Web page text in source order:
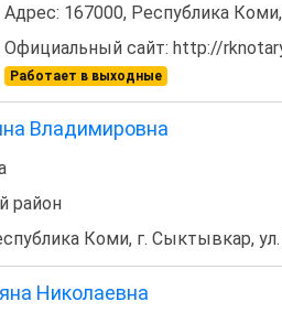
Адрес: 167000, Республика
Официальный сайт: http://
Работает в выходные
Владимировна
район
Коми, г. Сыктывкар,
Николаевна